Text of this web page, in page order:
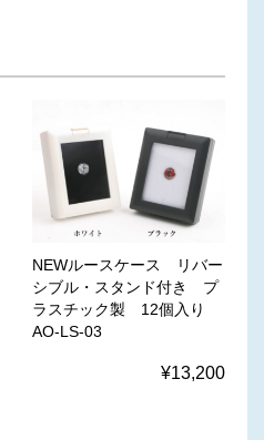
NEWルースケース リバー
シブル・スタンド付き プ
ラスチック製 12個入り
AO-LS-03
¥13,200